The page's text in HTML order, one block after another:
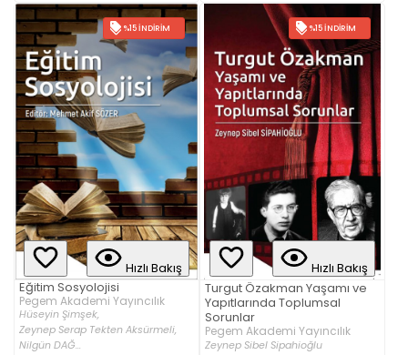
%15 İNDIRIM
Hızlı Bakış
Eğitim Sosyolojisi
Pegem Akademi Yayıncılık
Hüseyin Şimşek,
Zeynep Serap Tekten Aksürmeli,
Nilgün DAĞ...
%15 İNDIRIM
Hızlı Bakış
Turgut Özakman Yaşamı ve
Yapıtlarında Toplumsal
Sorunlar
Pegem Akademi Yayıncılık
Zeynep Sibel Sipahioğlu